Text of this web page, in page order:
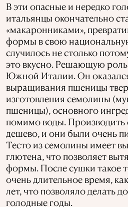
В эти опасные и нередко
итальянцы окончательно
«макаронниками»,
формы в свою
случилось не столько
это вкусно. Решающую
Южной Италии. Он
выращивания пшеницы
изготовления семолины
пшеницы), основного
помимо воды. Производить
дешево, и они были очень
Тесто из семолины имеет
глютена, что позволяет
формы. После сушки такое
очень длительное время,
лет, что позволяло делать
голодные годы.